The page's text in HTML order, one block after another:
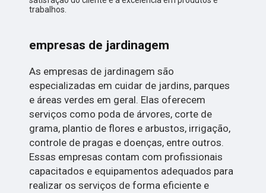
trabalhos.
empresas de jardinagem
As empresas de jardinagem são
especializadas em cuidar de jardins, parques
e áreas verdes em geral. Elas oferecem
serviços como poda de árvores, corte de
grama, plantio de flores e arbustos, irrigação,
controle de pragas e doenças, entre outros.
Essas empresas contam com profissionais
capacitados e equipamentos adequados para
realizar os serviços de forma eficiente e